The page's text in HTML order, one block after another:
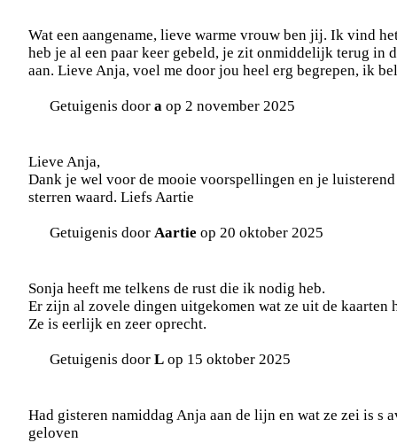
Wat een aangename, lieve warme vrouw ben jij. Ik vind
heb je al een paar keer gebeld, je zit onmiddelijk terug in
aan. Lieve Anja, voel me door jou heel erg begrepen, ik
Getuigenis door a op 2 november 2025
Lieve Anja,
Dank je wel voor de mooie voorspellingen en je
sterren waard. Liefs Aartie
Getuigenis door Aartie op 20 oktober 2025
Sonja heeft me telkens de rust die ik nodig heb.
Er zijn al zovele dingen uitgekomen wat ze uit de kaarten
Ze is eerlijk en zeer oprecht.
Getuigenis door L op 15 oktober 2025
Had gisteren namiddag Anja aan de lijn en wat ze zei is s
geloven